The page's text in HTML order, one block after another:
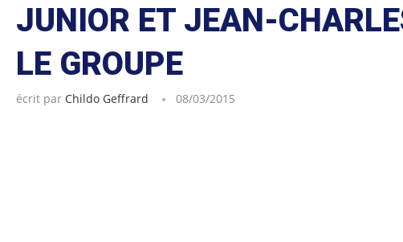
JUNIOR ET JEAN-
LE GROUPE
écrit par Childo Geffrard 08/03/2015